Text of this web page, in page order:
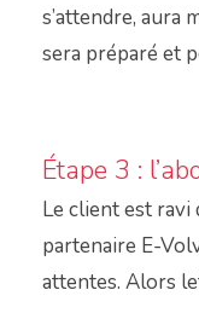
s’attendre, aura
sera préparé et
Étape 3 :
Le client est ravi
partenaire E-
attentes. Alors